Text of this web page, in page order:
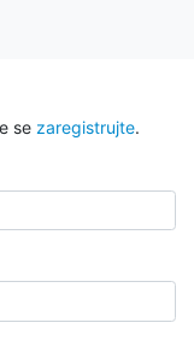
se zaregistrujte.